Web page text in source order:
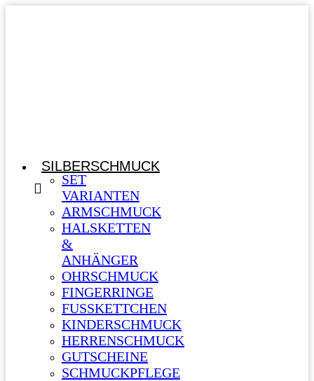
SILBERSCHMUCK
SET
VARIANTEN
ARMSCHMUCK
HALSKETTEN
&
ANHÄNGER
OHRSCHMUCK
FINGERRINGE
FUSSKETTCHEN
KINDERSCHMUCK
HERRENSCHMUCK
GUTSCHEINE
SCHMUCKPFLEGE